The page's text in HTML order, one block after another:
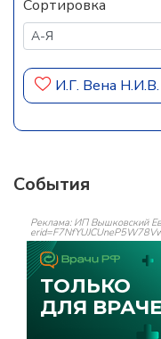
Сортировка
И.Г. Вена Н.И.В.
События
Реклама: ИП Вышковский